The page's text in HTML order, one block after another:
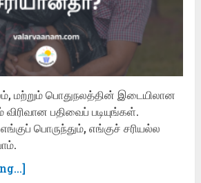
மற்றும் பொதுநலத்தின் இடையிலான
பதிவைப் படியுங்கள்.
பொருந்தும், எங்குச் சரியல்ல